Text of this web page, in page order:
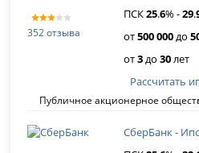
352 отзыва
ПСК25.6% -29.
от500 000до
от3до30лет
Публичное акционерное
Рассчитать
СберБанк -